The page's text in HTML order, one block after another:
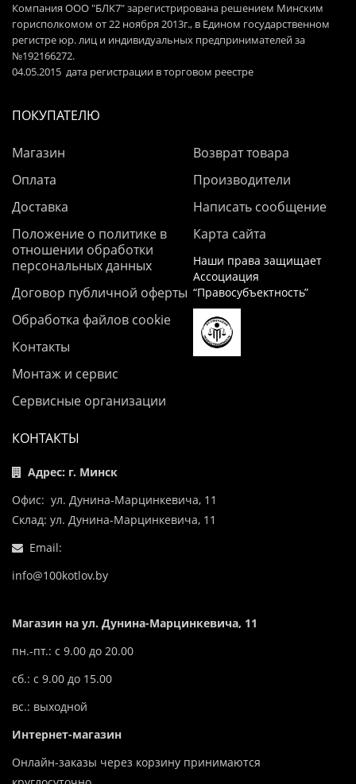
Компания ООО "БЛК7" зарегистрирована решением Минским
горисполкомом от 22 ноября 2013г., в Едином государственном
регистре юр. лиц и индивидуальных предпринимателей за
№192166272.
04.05.2015 дата регистрации в торговом реестре
ПОКУПАТЕЛЮ
Магазин
Оплата
Доставка
Положение о политике в
отношении обработки
персональных данных
Договор публичной оферты
Обработка файлов cookie
Контакты
Монтаж и сервис
Сервисные организации
Возврат товара
Производители
Написать сообщение
Карта сайта
Наши права защищает
Ассоциация
“Правосубъектность”
КОНТАКТЫ
Адрес: г. Минск
Офис: ул. Дунина-Марцинкевича, 11
Склад: ул. Дунина-Марцинкевича, 11
Email:
info@100kotlov.by
Магазин на ул. Дунина-Марцинкевича, 11
пн.-пт.: с 9.00 до 20.00
сб.: с 9.00 до 15.00
вс.: выходной
Интернет-магазин
Онлайн-заказы через корзину принимаются